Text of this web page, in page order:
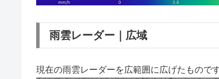
雨雲レーダー｜広域
現在の雨雲レーダーを広範囲に広げたもので